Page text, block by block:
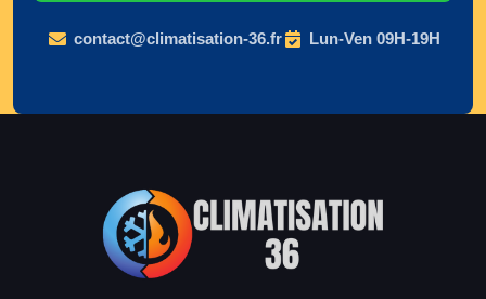
contact@climatisation-36.fr Lun-Ven 09H-19H